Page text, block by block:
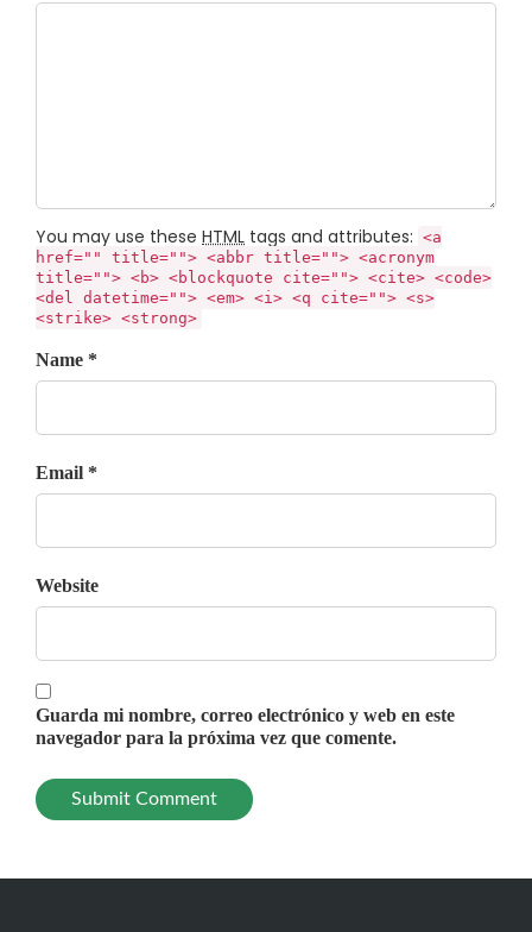
You may use these HTML tags and attributes: <a
href="" title=""> <abbr title=""> <acronym
title=""> <b> <blockquote cite=""> <cite> <code>
<del datetime=""> <em> <i> <q cite=""> <s>
<strike> <strong>
Name *
Email *
Website
Guarda mi nombre, correo electrónico y web en este
navegador para la próxima vez que comente.